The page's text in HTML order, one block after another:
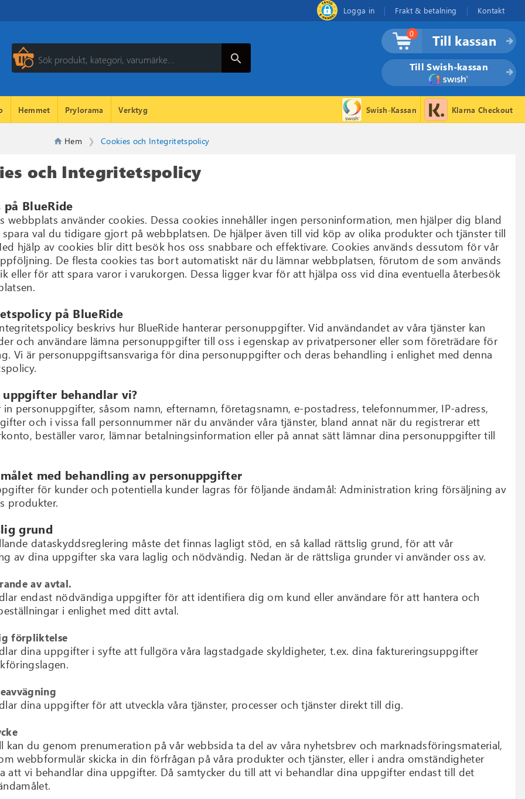
Kontakt
Frakt & betalning
Logga in
search
0 Till kassan
Till Swish-kassan
Hemmet Prylorama Verktyg Swish-Kassan Klarna Checkout
Hem Cookies och Integritetspolicy
och Integritetspolicy
på BlueRide
webbplats använder cookies. Dessa cookies innehåller ingen personinformation, men hjälper dig bland
val du tidigare gjort på webbplatsen. De hjälper även till vid köp av olika produkter och tjänster till
hjälp av cookies blir ditt besök hos oss snabbare och effektivare. Cookies används dessutom för vår
De flesta cookies tas bort automatiskt när du lämnar webbplatsen, förutom de som används
eller för att spara varor i varukorgen. Dessa ligger kvar för att hjälpa oss vid dina eventuella återbesök
på BlueRide
beskrivs hur BlueRide hanterar personuppgifter. Vid användandet av våra tjänster kan
och användare lämna personuppgifter till oss i egenskap av privatpersoner eller som företrädare för
Vi är personuppgiftsansvariga för dina personuppgifter och deras behandling i enlighet med denna
uppgifter behandlar vi?
in personuppgifter, såsom namn, efternamn, företagsnamn, e-postadress, telefonnummer, IP-adress,
och i vissa fall personnummer när du använder våra tjänster, bland annat när du registrerar ett
beställer varor, lämnar betalningsinformation eller på annat sätt lämnar dina personuppgifter till
med behandling av personuppgifter
för kunder och potentiella kunder lagras för följande ändamål: Administration kring försäljning av
produkter.
grund
dataskyddsreglering måste det finnas lagligt stöd, en så kallad rättslig grund, för att vår
av dina uppgifter ska vara laglig och nödvändig. Nedan är de rättsliga grunder vi använder oss av.
av avtal.
endast nödvändiga uppgifter för att identifiera dig om kund eller användare för att hantera och
i enlighet med ditt avtal.
förpliktelse
dina uppgifter i syfte att fullgöra våra lagstadgade skyldigheter, t.ex. dina faktureringsuppgifter
dina uppgifter för att utveckla våra tjänster, processer och tjänster direkt till dig.
kan du genom prenumeration på vår webbsida ta del av våra nyhetsbrev och marknadsföringsmaterial,
webbformulär skicka in din förfrågan på våra produkter och tjänster, eller i andra omständigheter
att vi behandlar dina uppgifter. Då samtycker du till att vi behandlar dina uppgifter endast till det